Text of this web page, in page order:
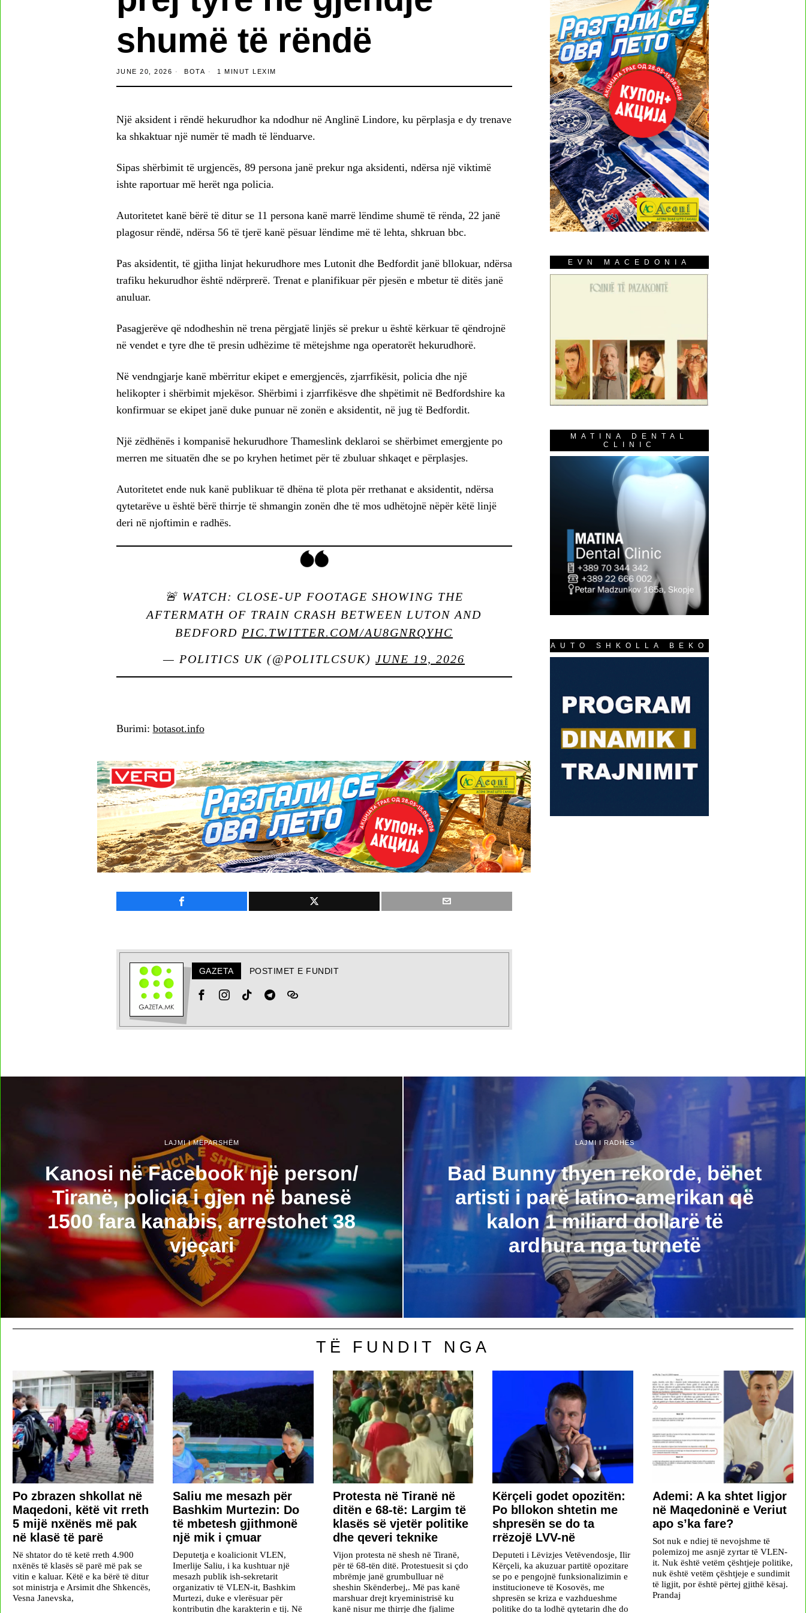
shumë të rëndë
JUNE 20, 2026 BOTA 1 MINUT LEXIM
Një aksident i rëndë hekurudhor ka ndodhur në Anglinë Lindore, ku përplasja e dy trenave
ka shkaktuar një numër të madh të lënduarve.
Sipas shërbimit të urgjencës, 89 persona janë prekur nga aksidenti, ndërsa një viktimë
ishte raportuar më herët nga policia.
Autoritetet kanë bërë të ditur se 11 persona kanë marrë lëndime shumë të rënda, 22 janë
plagosur rëndë, ndërsa 56 të tjerë kanë pësuar lëndime më të lehta, shkruan bbc.
Pas aksidentit, të gjitha linjat hekurudhore mes Lutonit dhe Bedfordit janë bllokuar, ndërsa
trafiku hekurudhor është ndërprerë. Trenat e planifikuar për pjesën e mbetur të ditës janë
anuluar.
Pasagjerëve që ndodheshin në trena përgjatë linjës së prekur u është kërkuar të qëndrojnë
në vendet e tyre dhe të presin udhëzime të mëtejshme nga operatorët hekurudhorë.
Në vendngjarje kanë mbërritur ekipet e emergjencës, zjarrfikësit, policia dhe një
helikopter i shërbimit mjekësor. Shërbimi i zjarrfikësve dhe shpëtimit në Bedfordshire ka
konfirmuar se ekipet janë duke punuar në zonën e aksidentit, në jug të Bedfordit.
Një zëdhënës i kompanisë hekurudhore Thameslink deklaroi se shërbimet emergjente po
merren me situatën dhe se po kryhen hetimet për të zbuluar shkaqet e përplasjes.
Autoritetet ende nuk kanë publikuar të dhëna të plota për rrethanat e aksidentit, ndërsa
qytetarëve u është bërë thirrje të shmangin zonën dhe të mos udhëtojnë nëpër këtë linjë
deri në njoftimin e radhës.
🚨 WATCH: CLOSE-UP FOOTAGE SHOWING THE
AFTERMATH OF TRAIN CRASH BETWEEN LUTON AND
BEDFORD PIC.TWITTER.COM/AU8GNRQYHC
— POLITICS UK (@POLITLCSUK) JUNE 19, 2026
Burimi: botasot.info
GAZETA POSTIMET E FUNDIT
EVN MACEDONIA
MATINA DENTAL
CLINIC
AUTO SHKOLLA BEKO
LAJMI I MËPARSHËM
Kanosi në Facebook një person/
Tiranë, policia i gjen në banesë
1500 fara kanabis, arrestohet 38
vjeçari
LAJMI I RADHËS
Bad Bunny thyen rekorde, bëhet
artisti i parë latino-amerikan që
kalon 1 miliard dollarë të
ardhura nga turnetë
TË FUNDIT NGA
Po zbrazen shkollat në
Maqedoni, këtë vit rreth
5 mijë nxënës më pak
në klasë të parë
Në shtator do të ketë rreth 4.900
nxënës të klasës së parë më pak se
vitin e kaluar. Këtë e ka bërë të ditur
sot ministrja e Arsimit dhe Shkencës,
Vesna Janevska,
Saliu me mesazh për
Bashkim Murtezin: Do
të mbetesh gjithmonë
një mik i çmuar
Deputetja e koalicionit VLEN,
Imerlije Saliu, i ka kushtuar një
mesazh publik ish-sekretarit
organizativ të VLEN-it, Bashkim
Murtezi, duke e vlerësuar për
kontributin dhe karakterin e tij. Në
Protesta në Tiranë në
ditën e 68-të: Largim të
klasës së vjetër politike
dhe qeveri teknike
Vijon protesta në shesh në Tiranë,
për të 68-tën ditë. Protestuesit si çdo
mbrëmje janë grumbulluar në
sheshin Skënderbej,. Më pas kanë
marshuar drejt kryeministrisë ku
kanë nisur me thirrje dhe fjalime
Kërçeli godet opozitën:
Po bllokon shtetin me
shpresën se do ta
rrëzojë LVV-në
Deputeti i Lëvizjes Vetëvendosje, Ilir
Kërçeli, ka akuzuar partitë opozitare
se po e pengojnë funksionalizimin e
institucioneve të Kosovës, me
shpresën se kriza e vazhdueshme
politike do ta lodhë qytetarin dhe do
Ademi: A ka shtet ligjor
në Maqedoninë e Veriut
apo s’ka fare?
Sot nuk e ndiej të nevojshme të
polemizoj me asnjë zyrtar të VLEN-
it. Nuk është vetëm çështjeje politike,
nuk është vetëm çështjeje e sundimit
të ligjit, por është përtej gjithë kësaj.
Prandaj